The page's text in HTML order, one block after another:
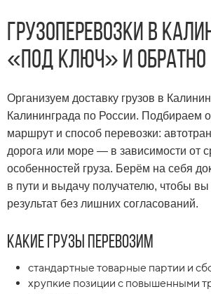
Грузоперевозки в
«под ключ» и обратно
Организуем доставку грузов в
Калининграда по России. Подбираем
маршрут и способ перевозки:
дорога или море — в зависимости от
особенностей груза. Берём на себя
в пути и выдачу получателю, чтобы вы
результат без лишних согласований.
Какие грузы перевозим
стандартные товарные партии и
хрупкие позиции с повышенными